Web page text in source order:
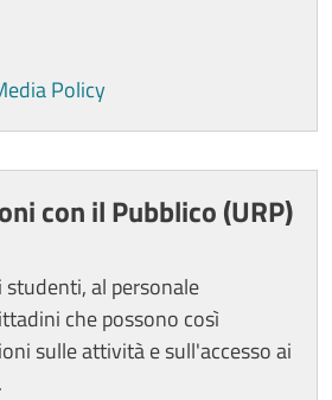
Policy
con il Pubblico (URP)
studenti, al personale
che possono così
sulle attività e sull'accesso ai